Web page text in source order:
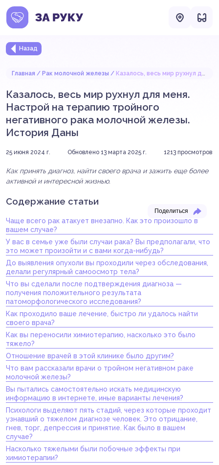
Назад
Главная Рак молочной железы Казалось, весь мир рухнул для меня. Настрой на терапию тройного негативного рака молочной железы. История Даны
Казалось, весь мир рухнул для меня.
Настрой на терапию тройного
негативного рака молочной железы.
История Даны
25 июня 2024 г. Обновлено 13 марта 2025 г. 1213 просмотров
Поделиться
Как принять диагноз, найти своего врача и зажить еще более
активной и интересной жизнью.
Содержание статьи
Чаще всего рак атакует внезапно. Как это произошло в
вашем случае?
У вас в семье уже были случаи рака? Вы предполагали, что
это может произойти и с вами когда-нибудь?
До выявления опухоли вы проходили через обследования,
делали регулярный самоосмотр тела?
Что вы сделали после подтверждения диагноза —
получения положительного результата
патоморфологического исследования?
Как проходило ваше лечение, быстро ли удалось найти
своего врача?
Как вы переносили химиотерапию, насколько это было
тяжело?
Отношение врачей в этой клинике было другим?
Что вам рассказали врачи о тройном негативном раке
молочной железы?
Вы пытались самостоятельно искать медицинскую
информацию в интернете, иные варианты лечения?
Психологи выделяют пять стадий, через которые проходит
узнавший о тяжелом диагнозе человек. Это отрицание,
гнев, торг, депрессия и принятие. Как было в вашем
случае?
Насколько тяжелыми были побочные эффекты при
химиотерапии?